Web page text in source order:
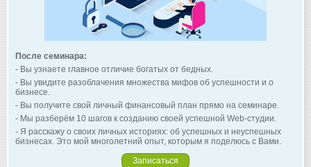
После семинара:
- Вы узнаете главное отличие богатых от бедных.
- Вы увидите разоблачения множества мифов об успешности и о
бизнесе.
- Вы получите свой личный финансовый план прямо на семинаре.
- Мы разберём 10 шагов к созданию своей успешной Web-студии.
- Я расскажу о своих личных историях: об успешных и неуспешных
бизнесах. Это мой многолетний опыт, которым я поделюсь с Вами.
Записаться